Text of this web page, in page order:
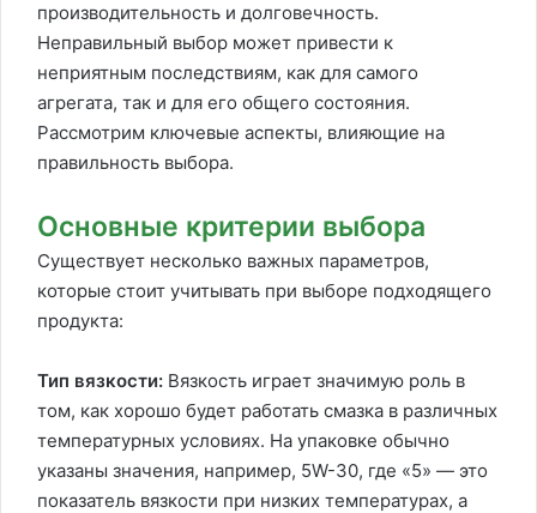
производительность и долговечность.
Неправильный выбор может привести к
неприятным последствиям, как для самого
агрегата, так и для его общего состояния.
Рассмотрим ключевые аспекты, влияющие на
правильность выбора.
Основные критерии выбора
Существует несколько важных параметров,
которые стоит учитывать при выборе подходящего
продукта:
Тип вязкости: Вязкость играет значимую роль в
том, как хорошо будет работать смазка в различных
температурных условиях. На упаковке обычно
указаны значения, например, 5W-30, где «5» — это
показатель вязкости при низких температурах, а